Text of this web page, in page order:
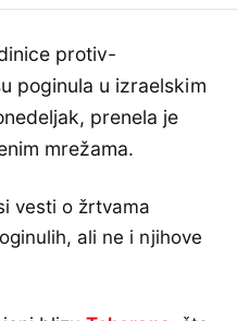
protiv-
poginula u izraelskim
prenela je
mrežama.
vesti o žrtvama
ali ne i njihove